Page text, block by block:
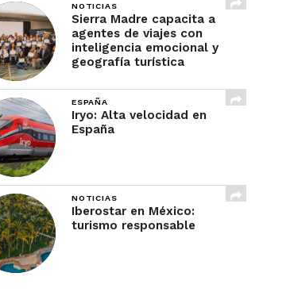
NOTICIAS
Sierra Madre capacita a
agentes de viajes con
inteligencia emocional y
geografía turística
ESPAÑA
Iryo: Alta velocidad en
España
NOTICIAS
Iberostar en México:
turismo responsable